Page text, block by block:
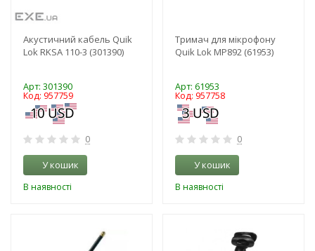
Акустичний кабель Quik
Lok RKSA 110-3 (301390)
Арт: 301390
Код: 957759
0
У кошик
В наявності
Тримач для мікрофону
Quik Lok MP892 (61953)
Арт: 61953
Код: 957758
0
У кошик
В наявності